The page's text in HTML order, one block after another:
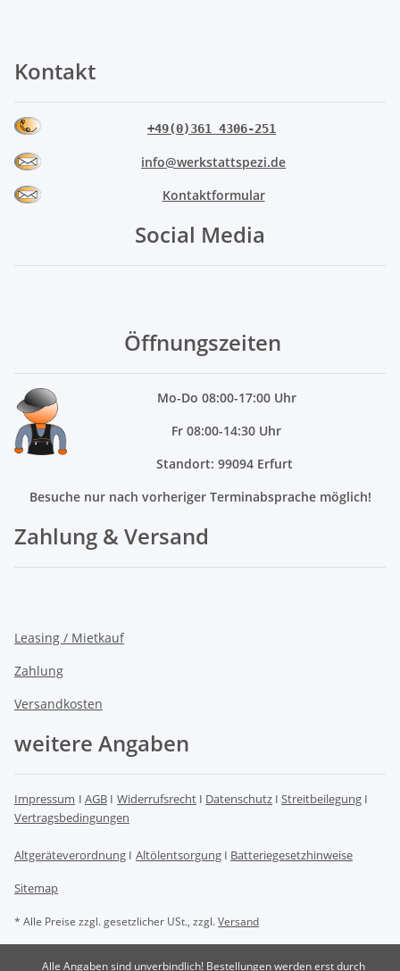
Kontakt
+49(0)361 4306-251
info@werkstattspezi.de
Kontaktformular
Social Media
Öffnungszeiten
Mo-Do 08:00-17:00 Uhr
Fr 08:00-14:30 Uhr
Standort: 99094 Erfurt
Besuche nur nach vorheriger Terminabsprache möglich!
Zahlung & Versand
Leasing / Mietkauf
Zahlung
Versandkosten
weitere Angaben
Impressum I AGB I Widerrufsrecht I Datenschutz I Streitbeilegung I
Vertragsbedingungen
Altgeräteverordnung I Altölentsorgung I Batteriegesetzhinweise
Sitemap
* Alle Preise zzgl. gesetzlicher USt., zzgl.Versand
Alle Angaben sind unverbindlich! Bestellungen werden erst durch